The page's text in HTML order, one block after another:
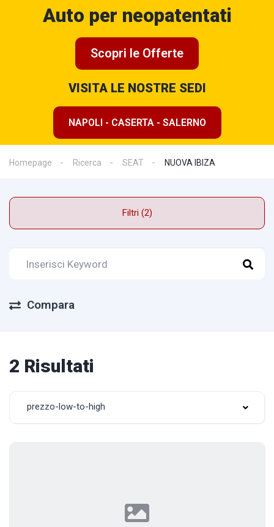
Auto per neopatentati
Scopri le Offerte
VISITA LE NOSTRE SEDI
NAPOLI - CASERTA - SALERNO
Homepage Ricerca SEAT NUOVA IBIZA
Filtri (2)
Compara
2 Risultati
prezzo-low-to-high